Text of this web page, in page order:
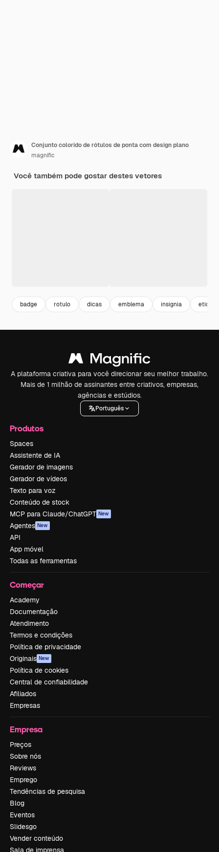
Conjunto colorido de rótulos de ponta com design plano
magnific
Você também pode gostar destes vetores
badge rotulo dicas emblema insignia
A plataforma criativa para você direcionar seu melhor trabalho.
Mais de 1 milhão de assinantes entre criativos, empresas,
agências e estúdios.
Português
Produtos
Spaces
Assistente de IA
Gerador de imagens
Gerador de vídeos
Texto para voz
Conteúdo de stock
MCP para Claude/ChatGPT New
Agentes New
API
App móvel
Todas as ferramentas
Começar
Academy
Documentação
Atendimento
Termos e condições
Política de privacidade
Originais New
Política de cookies
Central de confiabilidade
Afiliados
Empresas
Empresa
Preços
Sobre nós
Reviews
Emprego
Tendências de pesquisa
Blog
Eventos
Slidesgo
Vender conteúdo
Sala de imprensa